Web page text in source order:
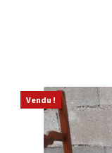
Vendu !